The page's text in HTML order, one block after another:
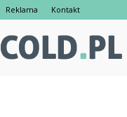
Reklama Kontakt